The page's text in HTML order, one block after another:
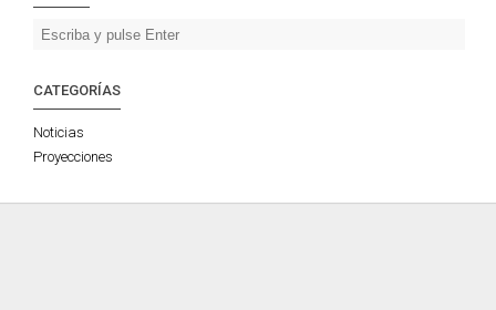
CATEGORÍAS
Noticias
Proyecciones